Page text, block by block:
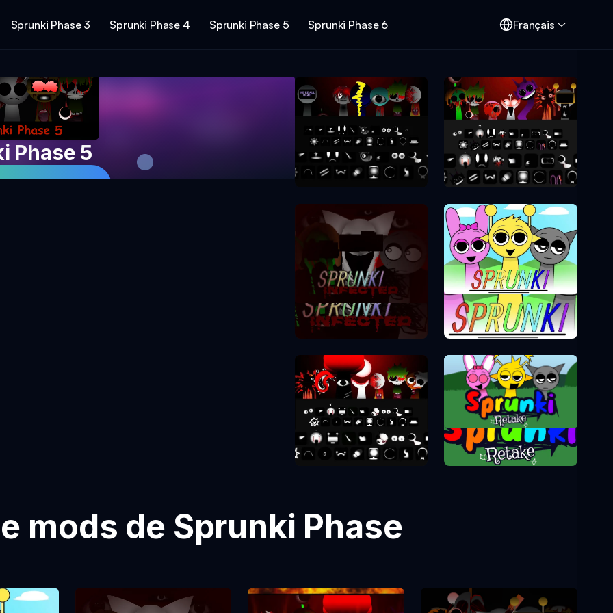
Sprunki Phase 3 Sprunki Phase 4 Sprunki Phase 5 Sprunki Phase 6 Français
Phase 5
Sprunki Phase 9 Sprunki Phase 10
Sprunki Phase 2
Sprunki Phase 1
Sprunki Phase 8 Sprunki Retake
mods de Sprunki Phase